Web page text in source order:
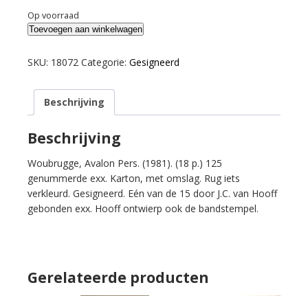
Op voorraad
Benoit,
Zo
arm.
aantal
Toevoegen aan winkelwagen
SKU: 18072 Categorie: Gesigneerd
Beschrijving
Beschrijving
Woubrugge, Avalon Pers. (1981). (18 p.) 125
genummerde exx. Karton, met omslag. Rug iets
verkleurd. Gesigneerd. Eén van de 15 door J.C. van Hooff
gebonden exx. Hooff ontwierp ook de bandstempel.
Gerelateerde producten